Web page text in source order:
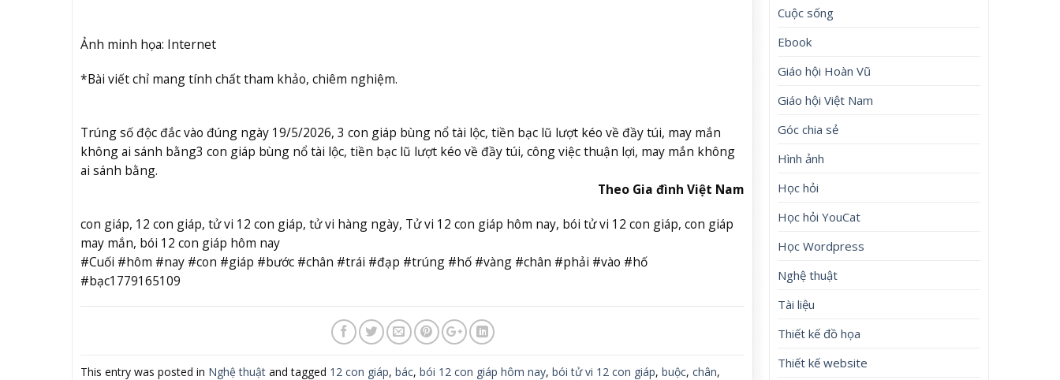
Ảnh minh họa: Internet
*Bài viết chỉ mang tính chất tham khảo, chiêm nghiệm.
Trúng số độc đắc vào đúng ngày 19/5/2026, 3 con giáp bùng nổ tài lộc, tiền bạc lũ lượt kéo về đầy túi, may mắn
không ai sánh bằng3 con giáp bùng nổ tài lộc, tiền bạc lũ lượt kéo về đầy túi, công việc thuận lợi, may mắn không
ai sánh bằng.
Theo Gia đình Việt Nam
con giáp, 12 con giáp, tử vi 12 con giáp, tử vi hàng ngày, Tử vi 12 con giáp hôm nay, bói tử vi 12 con giáp, con giáp
may mắn, bói 12 con giáp hôm nay
#Cuối #hôm #nay #con #giáp #bước #chân #trái #đạp #trúng #hố #vàng #chân #phải #vào #hố
#bạc1779165109
This entry was posted in Nghệ thuậtand tagged 12 con giáp, bác, bói 12 con giáp hôm nay, bói tử vi 12 con giáp, buộc, chân,
Cuộc sống
Ebook
Giáo hội Hoàn Vũ
Giáo hội Việt Nam
Góc chia sẻ
Hình ảnh
Học hỏi
Học hỏi YouCat
Học Wordpress
Nghệ thuật
Tài liệu
Thiết kế đồ họa
Thiết kế website